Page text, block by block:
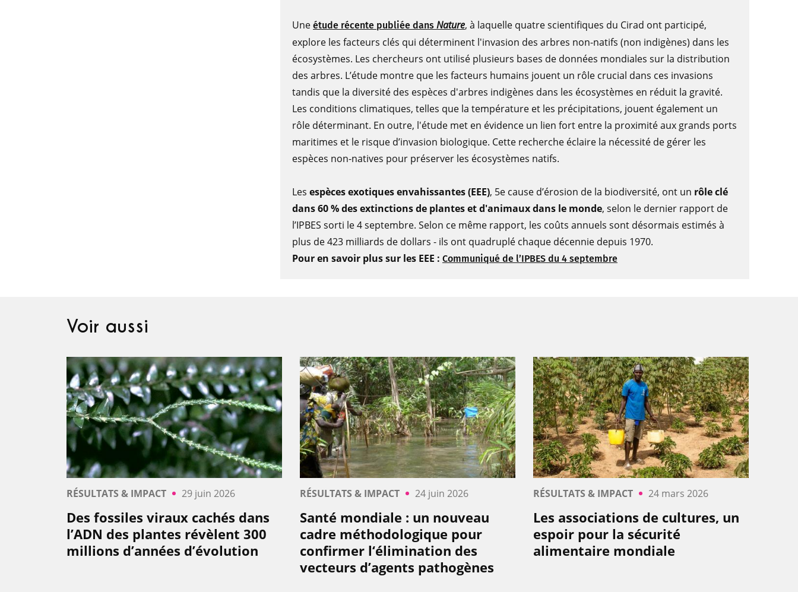
Une étude récente publiée dans Nature, à laquelle quatre scientifiques du Cirad ont participé,
explore les facteurs clés qui déterminent l'invasion des arbres non-natifs (non indigènes) dans les
écosystèmes. Les chercheurs ont utilisé plusieurs bases de données mondiales sur la distribution
des arbres. L’étude montre que les facteurs humains jouent un rôle crucial dans ces invasions
tandis que la diversité des espèces d'arbres indigènes dans les écosystèmes en réduit la gravité.
Les conditions climatiques, telles que la température et les précipitations, jouent également un
rôle déterminant. En outre, l'étude met en évidence un lien fort entre la proximité aux grands ports
maritimes et le risque d’invasion biologique. Cette recherche éclaire la nécessité de gérer les
espèces non-natives pour préserver les écosystèmes natifs.
Les espèces exotiques envahissantes (EEE), 5e cause d’érosion de la biodiversité, ont un rôle clé
dans 60 % des extinctions de plantes et d'animaux dans le monde, selon le dernier rapport de
l’IPBES sorti le 4 septembre. Selon ce même rapport, les coûts annuels sont désormais estimés à
plus de 423 milliards de dollars - ils ont quadruplé chaque décennie depuis 1970.
Pour en savoir plus sur les EEE : Communiqué de l’IPBES du 4 septembre
Voir aussi
RÉSULTATS & IMPACT 29 juin 2026
Des fossiles viraux cachés dans
l’ADN des plantes révèlent 300
millions d’années d’évolution
RÉSULTATS & IMPACT 24 juin 2026
Santé mondiale : un nouveau
cadre méthodologique pour
confirmer l‘élimination des
vecteurs d’agents pathogènes
RÉSULTATS & IMPACT 24 mars 2026
Les associations de cultures, un
espoir pour la sécurité
alimentaire mondiale